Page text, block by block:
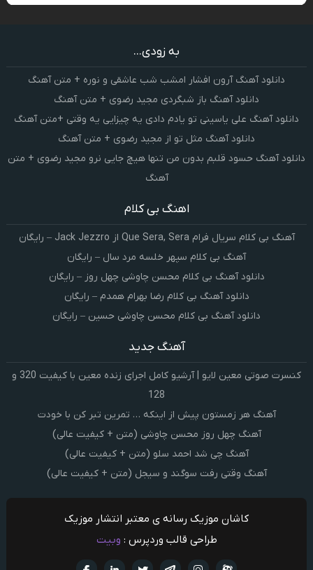
به زودی...
دانلود آهنگ آرون افشار امشب شب عاشقی و نوره + متن آهنگ
دانلود آهنگ باز شبگردی مجید رضوی + متن آهنگ
دانلود آهنگ علی یاسینی تو یادم دادی یه چیزایی یه وقتی +متن آهنگ
دانلود آهنگ مثل تو از مجید رضوی + متن آهنگ
دانلود آهنگ حسود قلبم بدون من تنها هیچ جایی نرو مجید رضوی + متن
آهنگ
اهنگ بی کلام
آهنگ بی کلام سریال فرام Que Sera, Sera از Jack Jezzro – رایگان
آهنگ بی کلام سپهر خلسه مرد سال – رایگان
دانلود آهنگ بی کلام محسن چاوشی چهل روز – رایگان
دانلود آهنگ بی کلام رضا بهرام همدم – رایگان
دانلود آهنگ بی کلام محسن چاوشی حسین – رایگان
آهنگ جدید
کنسرت صوتی معین لایو | آرشیو کامل اجرای زنده معین با کیفیت 320 و
128
آهنگ هر زمستون پیش از اینکه … تمرین تبر کن با خودت
آهنگ چهل روز محسن چاوشی (متن + کیفیت عالی)
آهنگ چی شد احمد سلو (متن + کیفیت عالی)
آهنگ وقتی رفت سوگند و سیجل (متن + کیفیت عالی)
کاشان موزیک رسانه ی معتبر انتشار موزیک
طراحی قالب وردپرس : وبیت